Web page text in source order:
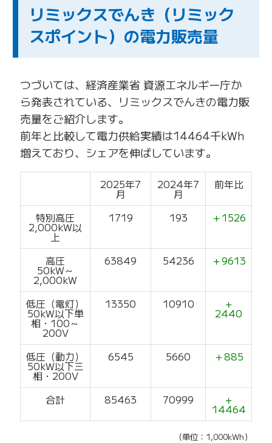
リミックスでんき（リミック
スポイント）の電力販売量
つづいては、経済産業省 資源エネルギー庁か
ら発表されている、リミックスでんきの電力販
売量をご紹介します。
前年と比較して電力供給実績は14464千kWh
増えており、シェアを伸ばしています。
2025年7
月
2024年7
月
前年比
特別高圧
2,000kW以
上
1719 193 ＋1526
高圧
50kW～
2,000kW
63849 54236 ＋9613
低圧（電灯）
50kW以下単
相・100～
200V
13350 10910 ＋
2440
低圧（動力）
50kW以下三
相・200V
6545 5660 ＋885
合計 85463 70999 ＋
14464
（単位：1,000kWh）